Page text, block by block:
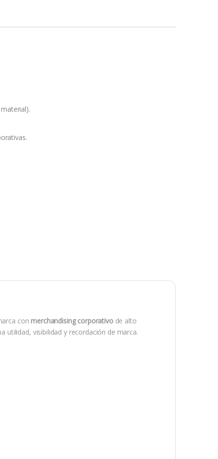
con merchandising corporativode alto
utilidad, visibilidad y recordación de marca.